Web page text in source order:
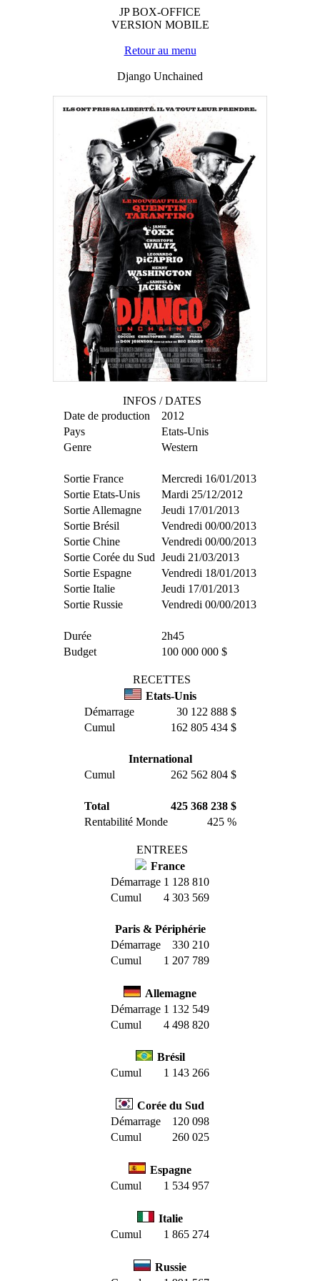
JP BOX-OFFICE
VERSION MOBILE
Retour au menu
Django Unchained
INFOS / DATES
Date de production
2012
Pays
Etats-Unis
Genre
Western
Sortie France
Mercredi 16/01/2013
Sortie Etats-Unis
Mardi 25/12/2012
Sortie Allemagne
Jeudi 17/01/2013
Sortie Brésil
Vendredi 00/00/2013
Sortie Chine
Vendredi 00/00/2013
Sortie Corée du Sud Jeudi 21/03/2013
Sortie Espagne
Vendredi 18/01/2013
Sortie Italie
Jeudi 17/01/2013
Sortie Russie
Vendredi 00/00/2013
Durée
2h45
Budget
100 000 000 $
RECETTES
Etats-Unis
Démarrage
30 122 888 $
Cumul
162 805 434 $
International
Cumul
262 562 804 $
Total
425 368 238 $
Rentabilité Monde
425 %
ENTREES
France
Démarrage 1 128 810
Cumul
4 303 569
Paris & Périphérie
Démarrage
330 210
Cumul
1 207 789
Allemagne
Démarrage 1 132 549
Cumul
4 498 820
Brésil
Cumul
1 143 266
Corée du Sud
Démarrage
120 098
Cumul
260 025
Espagne
Cumul
1 534 957
Italie
Cumul
1 865 274
Russie